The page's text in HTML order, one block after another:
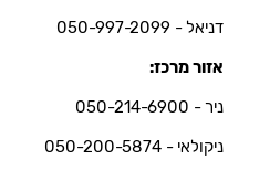
דניאל - 050-997-2099
אזור מרכז:
ניר - 050-214-6900
ניקולאי - 050-200-5874